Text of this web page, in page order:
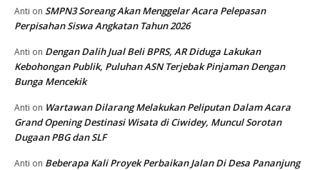
Anti on SMPN3 Soreang Akan Menggelar Acara Pelepasan
Perpisahan Siswa Angkatan Tahun 2026
Anti on Dengan Dalih Jual Beli BPRS, AR Diduga Lakukan
Kebohongan Publik, Puluhan ASN Terjebak Pinjaman Dengan
Bunga Mencekik
Anti on Wartawan Dilarang Melakukan Peliputan Dalam Acara
Grand Opening Destinasi Wisata di Ciwidey, Muncul Sorotan
Dugaan PBG dan SLF
Anti on Beberapa Kali Proyek Perbaikan Jalan Di Desa Pananjung